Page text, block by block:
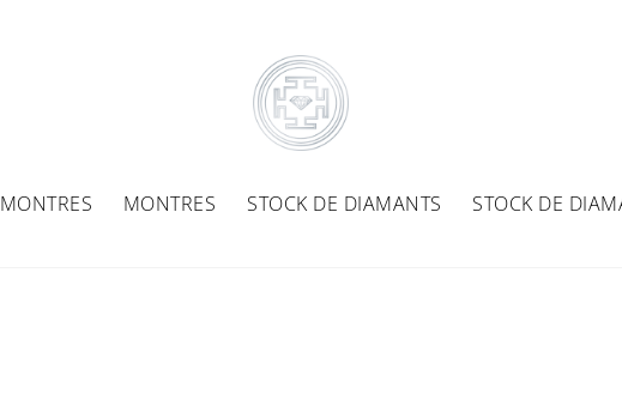
MONTRES MONTRES STOCK DE DIAMANTS STOCK DE